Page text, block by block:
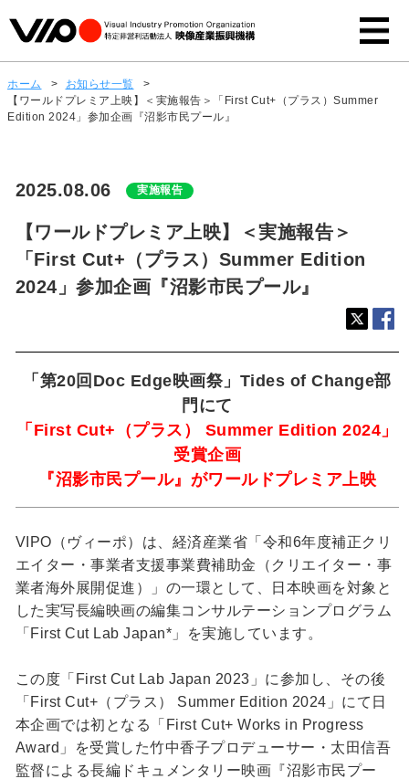
ホーム > お知らせ一覧
>
【ワールドプレミア上映】＜実施報告＞「First Cut+（プラス）Summer
Edition 2024」参加企画『沼影市民プール』
2025.08.06 実施報告
【ワールドプレミア上映】＜実施報告＞
「First Cut+（プラス）Summer Edition
2024」参加企画『沼影市民プール』
「第20回Doc Edge映画祭」Tides of Change部
門にて
「First Cut+（プラス） Summer Edition 2024」
受賞企画
『沼影市民プール』がワールドプレミア上映
VIPO（ヴィーポ）は、経済産業省「令和6年度補正クリ
エイター・事業者支援事業費補助金（クリエイター・事
業者海外展開促進）」の一環として、日本映画を対象と
した実写長編映画の編集コンサルテーションプログラム
「First Cut Lab Japan*」を実施しています。
この度「First Cut Lab Japan 2023」に参加し、その後
「First Cut+（プラス） Summer Edition 2024」にて日
本企画では初となる「First Cut+ Works in Progress
Award」を受賞した竹中香子プロデューサー・太田信吾
監督による長編ドキュメンタリー映画『沼影市民プー